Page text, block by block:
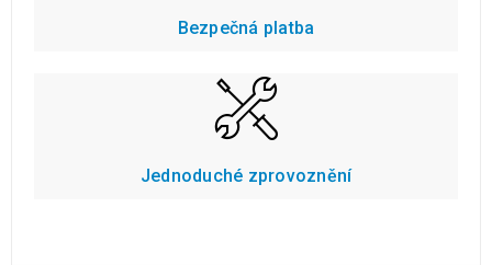
Bezpečná platba
Jednoduché zprovoznění